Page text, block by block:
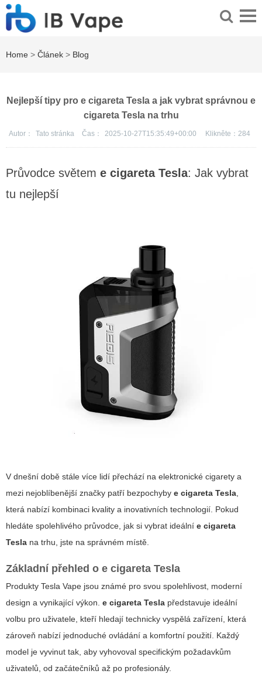
Home > Článek > Blog
Nejlepší tipy pro e cigareta Tesla a jak vybrat správnou e
cigareta Tesla na trhu
Autor： Tato stránka Čas： 2025-10-27T15:35:49+00:00 Klikněte： 284
Průvodce světem e cigareta Tesla: Jak vybrat
tu nejlepší
V dnešní době stále více lidí přechází na elektronické cigarety a
mezi nejoblíbenější značky patří bezpochyby e cigareta Tesla,
která nabízí kombinaci kvality a inovativních technologií. Pokud
hledáte spolehlivého průvodce, jak si vybrat ideální e cigareta
Tesla na trhu, jste na správném místě.
Základní přehled o e cigareta Tesla
Produkty Tesla Vape jsou známé pro svou spolehlivost, moderní
design a vynikající výkon. e cigareta Tesla představuje ideální
volbu pro uživatele, kteří hledají technicky vyspělá zařízení, která
zároveň nabízí jednoduché ovládání a komfortní použití. Každý
model je vyvinut tak, aby vyhovoval specifickým požadavkům
uživatelů, od začátečníků až po profesionály.